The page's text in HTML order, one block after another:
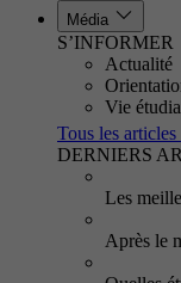
Média
S’INFORMER
Actualité
Vie
Tous les articles
DERNIERS
Les
Après le